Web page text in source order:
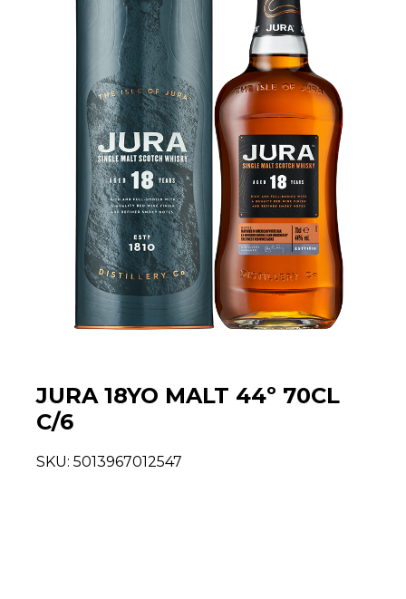
JURA 18YO MALT 44º 70CL
C/6
SKU: 5013967012547